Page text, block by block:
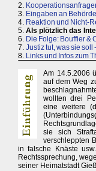
2.
3. Eingaben an
4. Reaktion und Nicht-
5. Als plötzlich das
6. Die Folge: Bouffier &
7. Justiz tut, was sie soll
8. Links und Infos zum
Am 14.5.2006
auf dem Weg
wollten drei
eine weitere
sie sich
verschleppten
in falsche Knäste
Rechtssprechung,
seiner Heimatstadt